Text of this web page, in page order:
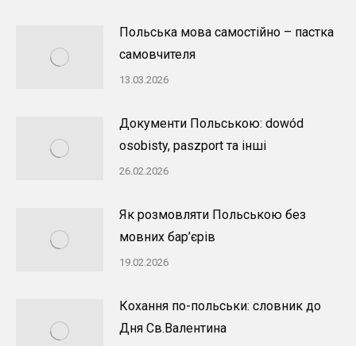
Польська мова самостійно – пастка
самовчителя
13.03.2026
Документи Польською: dowód
osobisty, paszport та інші
26.02.2026
Як розмовляти Польською без
мовних бар’єрів
19.02.2026
Кохання по-польськи: словник до
Дня Св.Валентина